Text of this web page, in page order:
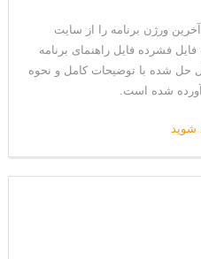
ورژن برنامه را از سایت
فایل فشرده فایل راهنمای برنامه
حل شده با توضیحات کامل و نحوه
شده است.
شوید